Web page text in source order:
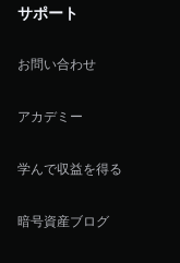
サポート
お問い合わせ
アカデミー
学んで収益を得る
暗号資産ブログ